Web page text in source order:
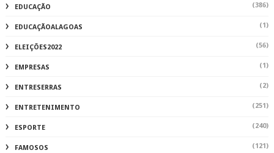
EDUCAÇÃO (386)
EDUCAÇÃOALAGOAS (1)
ELEIÇÕES2022 (56)
EMPRESAS (1)
ENTRESERRAS (2)
ENTRETENIMENTO (251)
ESPORTE (240)
FAMOSOS (121)